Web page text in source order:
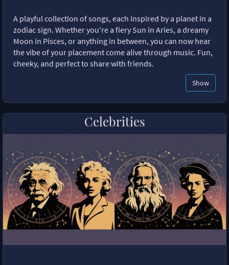
A playful collection of songs, each inspired by a planet in a
zodiac sign. Whether you're a fiery Sun in Aries, a dreamy
Moon in Pisces, or anything in between, you can now hear
the vibe of your placement come alive through music. Fun,
cheeky, and perfect to share with friends.
Show
Celebrities